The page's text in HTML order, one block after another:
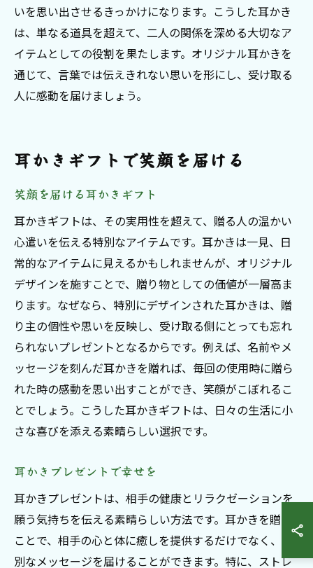
いを思い出させるきっかけになります。こうした耳かき
は、単なる道具を超えて、二人の関係を深める大切なア
イテムとしての役割を果たします。オリジナル耳かきを
通じて、言葉では伝えきれない思いを形にし、受け取る
人に感動を届けましょう。
耳かきギフトで笑顔を届ける
笑顔を届ける耳かきギフト
耳かきギフトは、その実用性を超えて、贈る人の温かい
心遣いを伝える特別なアイテムです。耳かきは一見、日
常的なアイテムに見えるかもしれませんが、オリジナル
デザインを施すことで、贈り物としての価値が一層高ま
ります。なぜなら、特別にデザインされた耳かきは、贈
り主の個性や思いを反映し、受け取る側にとっても忘れ
られないプレゼントとなるからです。例えば、名前やメ
ッセージを刻んだ耳かきを贈れば、毎回の使用時に贈ら
れた時の感動を思い出すことができ、笑顔がこぼれるこ
とでしょう。こうした耳かきギフトは、日々の生活に小
さな喜びを添える素晴らしい選択です。
耳かきプレゼントで幸せを
耳かきプレゼントは、相手の健康とリラクゼーションを
願う気持ちを伝える素晴らしい方法です。耳かきを贈る
ことで、相手の心と体に癒しを提供するだけでなく、特
別なメッセージを届けることができます。特に、ストレ